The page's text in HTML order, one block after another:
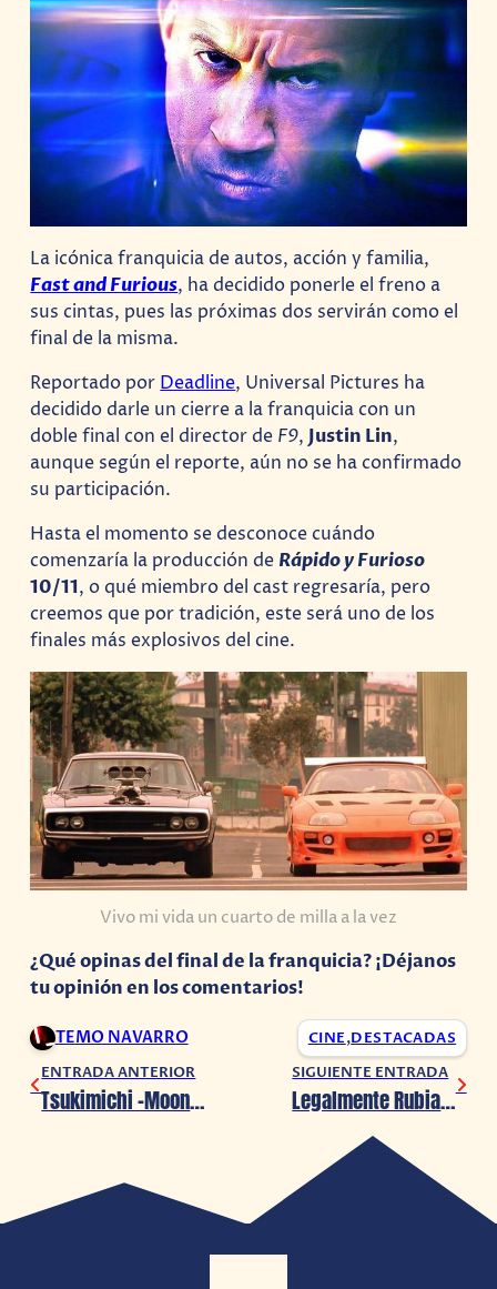
La icónica franquicia de autos, acción y familia,
Fast and Furious, ha decidido ponerle el freno a
sus cintas, pues las próximas dos servirán como el
final de la misma.
Reportado por Deadline, Universal Pictures ha
decidido darle un cierre a la franquicia con un
doble final con el director de F9, Justin Lin,
aunque según el reporte, aún no se ha confirmado
su participación.
Hasta el momento se desconoce cuándo
comenzaría la producción de Rápido y Furioso
10/11, o qué miembro del cast regresaría, pero
creemos que por tradición, este será uno de los
finales más explosivos del cine.
Vivo mi vida un cuarto de milla a la vez
¿Qué opinas del final de la franquicia? ¡Déjanos
tu opinión en los comentarios!
TEMO NAVARRO CINE,DESTACADAS
ENTRADA ANTERIOR
Tsukimichi -Moonlit Fantasy- obtiene anime
SIGUIENTE ENTRADA
Legalmente Rubia 3 llegará a los cines en el 2022